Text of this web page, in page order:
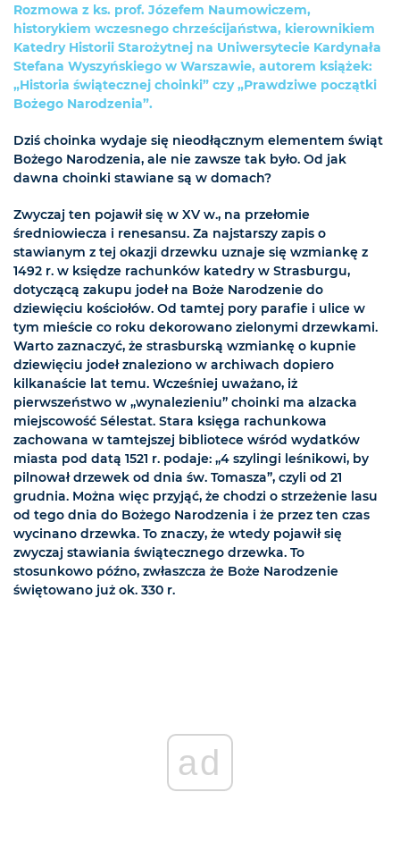
Rozmowa z ks. prof. Józefem Naumowiczem,
historykiem wczesnego chrześcijaństwa, kierownikiem
Katedry Historii Starożytnej na Uniwersytecie Kardynała
Stefana Wyszyńskiego w Warszawie, autorem książek:
„Historia świątecznej choinki” czy „Prawdziwe początki
Bożego Narodzenia”.
Dziś choinka wydaje się nieodłącznym elementem świąt
Bożego Narodzenia, ale nie zawsze tak było. Od jak
dawna choinki stawiane są w domach?
Zwyczaj ten pojawił się w XV w., na przełomie
średniowiecza i renesansu. Za najstarszy zapis o
stawianym z tej okazji drzewku uznaje się wzmiankę z
1492 r. w księdze rachunków katedry w Strasburgu,
dotyczącą zakupu jodeł na Boże Narodzenie do
dziewięciu kościołów. Od tamtej pory parafie i ulice w
tym mieście co roku dekorowano zielonymi drzewkami.
Warto zaznaczyć, że strasburską wzmiankę o kupnie
dziewięciu jodeł znaleziono w archiwach dopiero
kilkanaście lat temu. Wcześniej uważano, iż
pierwszeństwo w „wynalezieniu” choinki ma alzacka
miejscowość Sélestat. Stara księga rachunkowa
zachowana w tamtejszej bibliotece wśród wydatków
miasta pod datą 1521 r. podaje: „4 szylingi leśnikowi, by
pilnował drzewek od dnia św. Tomasza”, czyli od 21
grudnia. Można więc przyjąć, że chodzi o strzeżenie lasu
od tego dnia do Bożego Narodzenia i że przez ten czas
wycinano drzewka. To znaczy, że wtedy pojawił się
zwyczaj stawiania świątecznego drzewka. To
stosunkowo późno, zwłaszcza że Boże Narodzenie
świętowano już ok. 330 r.
ad